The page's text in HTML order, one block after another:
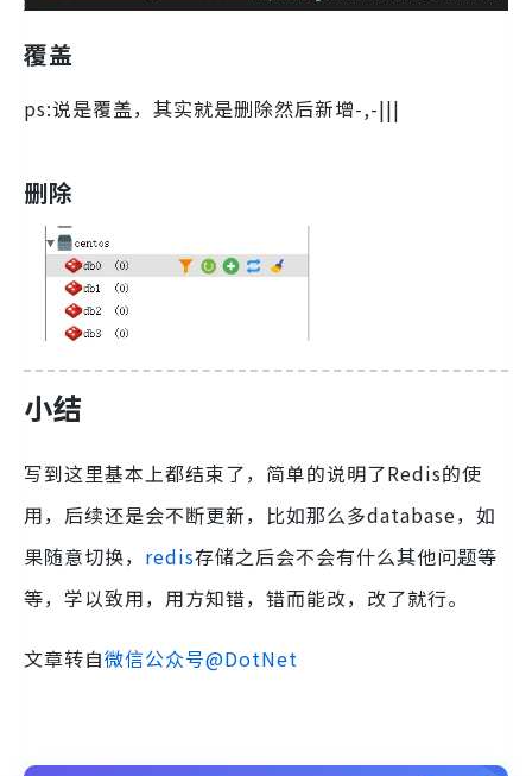
覆盖
ps:说是覆盖，其实就是删除然后新增-,-|||
删除
小结
写到这里基本上都结束了，简单的说明了Redis的使
用，后续还是会不断更新，比如那么多database，如
果随意切换， redis存储之后会不会有什么其他问题等
等，学以致用，用方知错，错而能改，改了就行。
文章转自微信公众号@DotNet